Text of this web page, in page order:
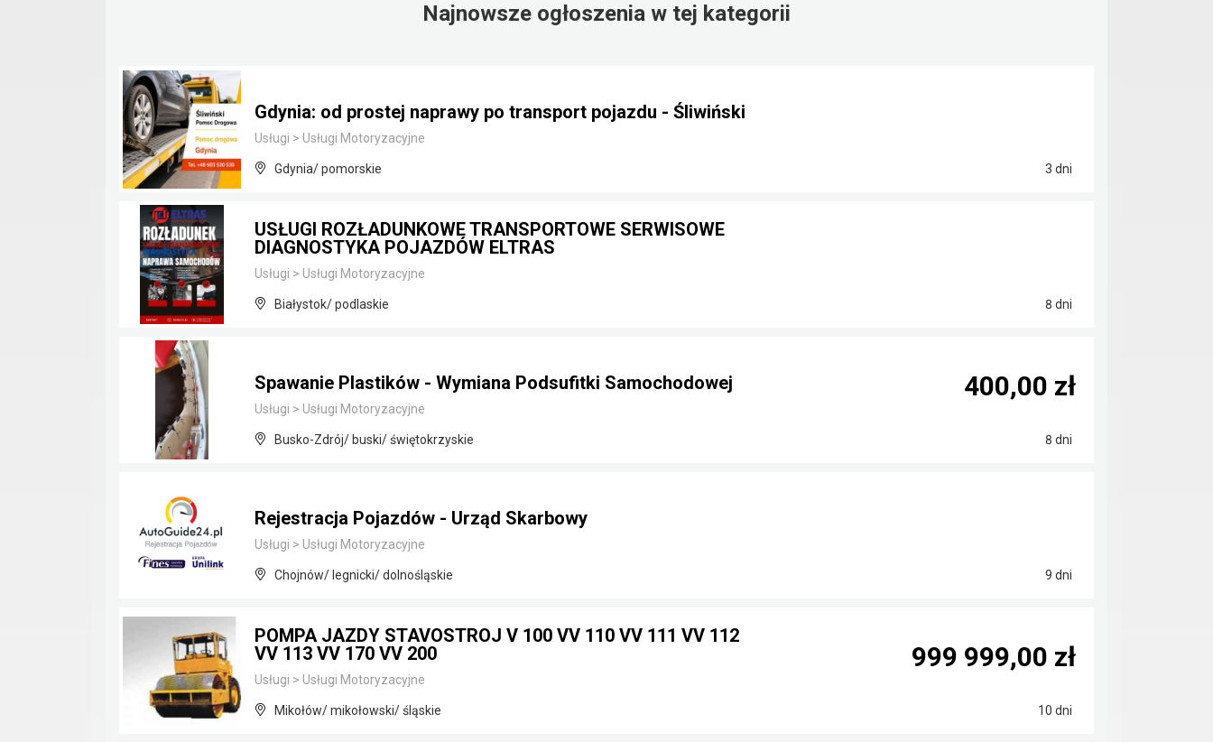
Najnowsze ogłoszenia w tej kategorii
Gdynia: od prostej naprawy po transport pojazdu - Śliwiński
Usługi > Usługi Motoryzacyjne
Gdynia/ pomorskie 3 dni
USŁUGI ROZŁADUNKOWE TRANSPORTOWE SERWISOWE
DIAGNOSTYKA POJAZDÓW ELTRAS
Usługi > Usługi Motoryzacyjne
Białystok/ podlaskie 8 dni
Spawanie Plastików - Wymiana Podsufitki Samochodowej
Usługi > Usługi Motoryzacyjne
Busko-Zdrój/ buski/ świętokrzyskie 8 dni
400,00 zł
Rejestracja Pojazdów - Urząd Skarbowy
Usługi > Usługi Motoryzacyjne
Chojnów/ legnicki/ dolnośląskie 9 dni
POMPA JAZDY STAVOSTROJ V 100 VV 110 VV 111 VV 112
VV 113 VV 170 VV 200
Usługi > Usługi Motoryzacyjne
Mikołów/ mikołowski/ śląskie 10 dni
999 999,00 zł